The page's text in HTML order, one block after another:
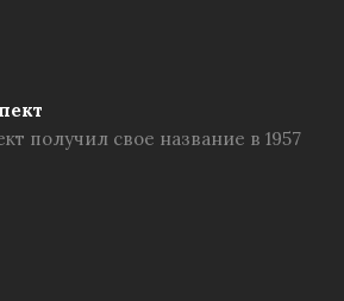
получил свое название в 1957